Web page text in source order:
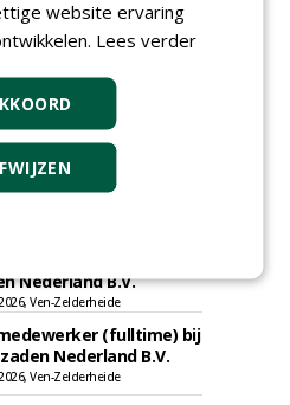
Castricum en Uitgeest
account manager
Zuid
2026, Noord & regio Zuid
Manager bij PERFECT -
Wamel (fulltime)
2026, Dreumel
Nederland B.V.
Ven-Zelderheide
(fulltime) bij
zaden Nederland B.V.
Ven-Zelderheide
website ervaring
Lees verder